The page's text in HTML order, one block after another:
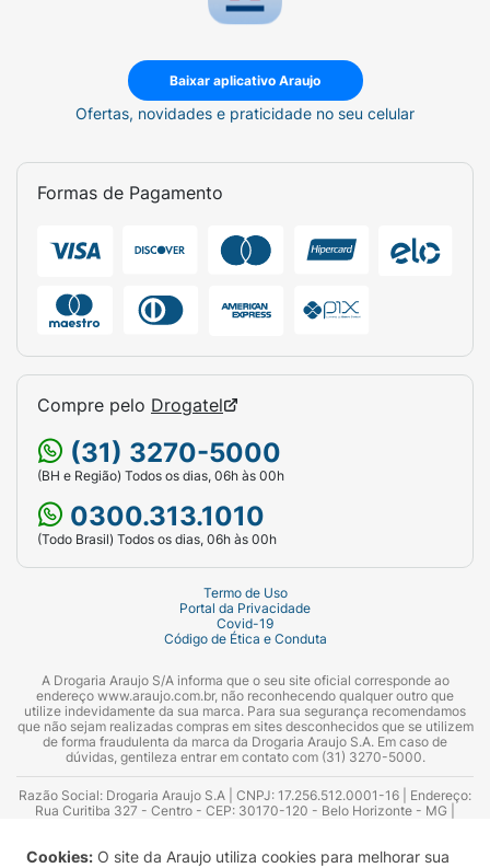
Cookies: O site da Araujo utiliza cookies para melhorar sua
Baixar aplicativo Araujo
Ofertas, novidades e praticidade no seu celular
Formas de Pagamento
Compre pelo Drogatel
(31) 3270-5000
(BH e Região) Todos os dias, 06h às 00h
0300.313.1010
(Todo Brasil) Todos os dias, 06h às 00h
Termo de Uso
Portal da Privacidade
Covid-19
Código de Ética e Conduta
A Drogaria Araujo S/A informa que o seu site oficial corresponde ao
endereço www.araujo.com.br, não reconhecendo qualquer outro que
utilize indevidamente da sua marca. Para sua segurança recomendamos
que não sejam realizadas compras em sites desconhecidos que se utilizem
de forma fraudulenta da marca da Drogaria Araujo S.A. Em caso de
dúvidas, gentileza entrar em contato com (31) 3270-5000.
Razão Social: Drogaria Araujo S.A | CNPJ: 17.256.512.0001-16 | Endereço:
Rua Curitiba 327 - Centro - CEP: 30170-120 - Belo Horizonte - MG |
Azevedo Guimarães – CRF 10.965 | Yasmin Silva Alvarenga – CRF 52.584 -